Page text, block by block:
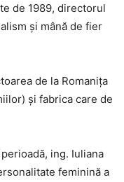
de 1989, directorul
și mână de fier
de la Romanița
și fabrica care de
ing. Iuliana
feminină a